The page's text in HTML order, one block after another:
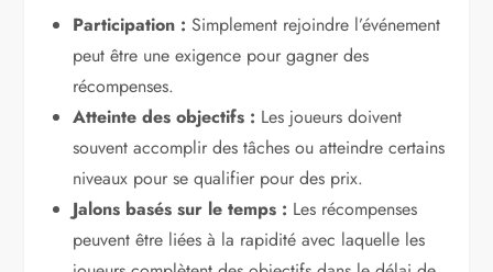
Participation : Simplement rejoindre l’événement
peut être une exigence pour gagner des
récompenses.
Atteinte des objectifs : Les joueurs doivent
souvent accomplir des tâches ou atteindre certains
niveaux pour se qualifier pour des prix.
Jalons basés sur le temps : Les récompenses
peuvent être liées à la rapidité avec laquelle les